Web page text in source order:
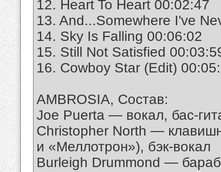
12. Heart To Heart 00:02:47
13. And...Somewhere I've
14. Sky Is Falling 00:06:02
15. Still Not Satisfied
16. Cowboy Star (Edit)
AMBROSIA, Состав:
Joe Puerta — вокал, бас-
Christopher North —
и «Меллотрон»), бэк-вокал
Burleigh Drummond —